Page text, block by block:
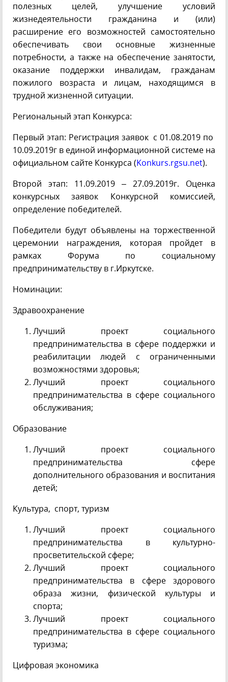
полезных целей, улучшение условий
жизнедеятельности гражданина и (или)
расширение его возможностей самостоятельно
обеспечивать свои основные жизненные
потребности, а также на обеспечение занятости,
оказание поддержки инвалидам, гражданам
пожилого возраста и лицам, находящимся в
трудной жизненной ситуации.
Региональный этап Конкурса:
Первый этап: Регистрация заявок с 01.08.2019 по
10.09.2019г в единой информационной системе на
официальном сайте Конкурса (Konkurs.rgsu.net).
Второй этап: 11.09.2019 – 27.09.2019г. Оценка
конкурсных заявок Конкурсной комиссией,
определение победителей.
Победители будут объявлены на торжественной
церемонии награждения, которая пройдет в
рамках Форума по социальному
предпринимательству в г.Иркутске.
Номинации:
Здравоохранение
Лучший проект социального
предпринимательства в сфере поддержки и
реабилитации людей с ограниченными
возможностями здоровья;
Лучший проект социального
предпринимательства в сфере социального
обслуживания;
Образование
Лучший проект социального
предпринимательства сфере
дополнительного образования и воспитания
детей;
Культура, спорт, туризм
Лучший проект социального
предпринимательства в культурно-
просветительской сфере;
Лучший проект социального
предпринимательства в сфере здорового
образа жизни, физической культуры и
спорта;
Лучший проект социального
предпринимательства в сфере социального
туризма;
Цифровая экономика